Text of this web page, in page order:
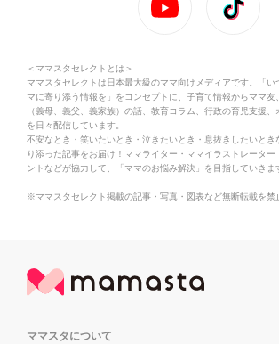
＜ママスタセレクトとは＞
ママスタセレクトは日本最大級のママ向けメディアです。「い
マに寄り添う情報を」をコンセプトに、子育て情報からママ友
（義母、義父、義家族）の話、教育コラム、行政の育児支援
を日々配信しています。
不安なとき・笑いたいとき・泣きたいとき・息抜きしたいとき
り添った記事をお届け！ママライター・ママイラストレーター
ントなどが協力して、「ママのお悩み解決」を目指していきま
※ママスタセレクト掲載の記事・写真・図表など無断転載を禁
ママスタについて